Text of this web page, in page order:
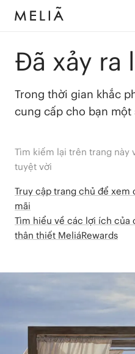
Đã xảy ra
Trong thời gian khắc
cung cấp cho bạn
Tìm kiếm lại trên trang này
tuyệt vời
Truy cập trang chủ để
mãi
Tìm hiểu về các lợi ích của
thân thiết MeliáRewards